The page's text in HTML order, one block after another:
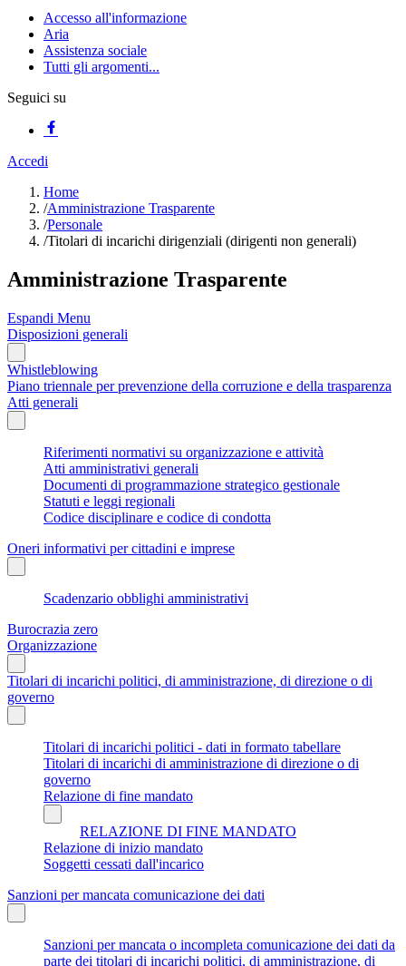
Accesso all'informazione
Aria
Assistenza sociale
Tutti gli argomenti...
Seguici su
Accedi
Home
/Amministrazione Trasparente
/Personale
/Titolari di incarichi dirigenziali (dirigenti non generali)
Amministrazione Trasparente
Espandi Menu
Disposizioni generali
Whistleblowing
Piano triennale per prevenzione della corruzione e della trasparenza
Atti generali
Riferimenti normativi su organizzazione e attività
Atti amministrativi generali
Documenti di programmazione strategico gestionale
Statuti e leggi regionali
Codice disciplinare e codice di condotta
Oneri informativi per cittadini e imprese
Scadenzario obblighi amministrativi
Burocrazia zero
Organizzazione
Titolari di incarichi politici, di amministrazione, di direzione o di
governo
Titolari di incarichi politici - dati in formato tabellare
Titolari di incarichi di amministrazione di direzione o di
governo
Relazione di fine mandato
RELAZIONE DI FINE MANDATO
Relazione di inizio mandato
Soggetti cessati dall'incarico
Sanzioni per mancata comunicazione dei dati
Sanzioni per mancata o incompleta comunicazione dei dati da
parte dei titolari di incarichi politici, di amministrazione, di